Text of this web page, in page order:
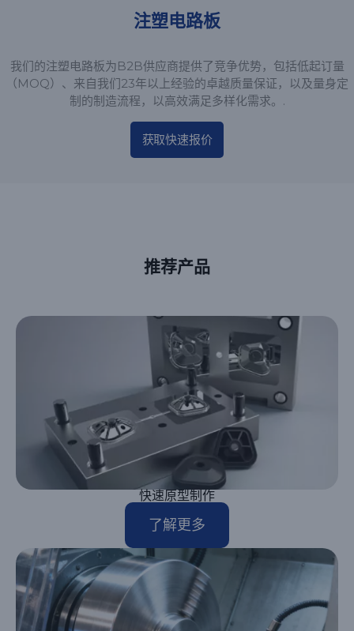
注塑电路板
我们的注塑电路板为B2B供应商提供了竞争优势，包括低起订量
（MOQ）、来自我们23年以上经验的卓越质量保证，以及量身定
制的制造流程，以高效满足多样化需求。.
获取快速报价
推荐产品
快速原型制作
了解更多